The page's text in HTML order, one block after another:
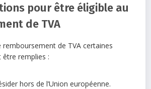
pour être éligible au
de TVA
de TVA certaines
remplies :
hors de l’Union européenne.